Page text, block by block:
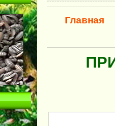
Главная